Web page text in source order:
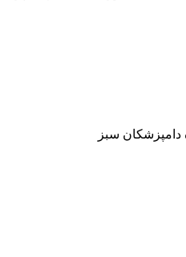
دامپزشکان سبز